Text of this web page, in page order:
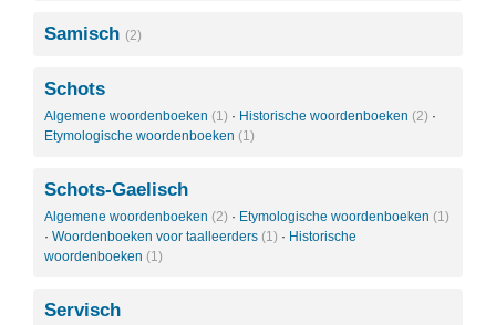
Samisch (2)
Schots
Algemene woordenboeken (1) · Historische woordenboeken (2) ·
Etymologische woordenboeken (1)
Schots-Gaelisch
Algemene woordenboeken (2) · Etymologische woordenboeken (1)
· Woordenboeken voor taalleerders (1) · Historische
woordenboeken (1)
Servisch